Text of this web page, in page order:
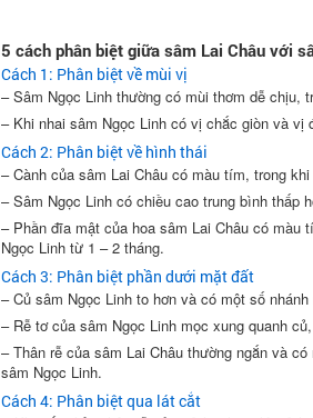
5 cách phân biệt giữa sâm Lai Châu với
Cách 1: Phân biệt về mùi vị
– Sâm Ngọc Linh thường có mùi thơm dễ chịu,
– Khi nhai sâm Ngọc Linh có vị chắc giòn và
Cách 2: Phân biệt về hình thái
– Cành của sâm Lai Châu có màu tím, trong
– Sâm Ngọc Linh có chiều cao trung bình thấp
– Phần đĩa mật của hoa sâm Lai Châu có màu
Ngọc Linh từ 1 – 2 tháng.
Cách 3: Phân biệt phần dưới mặt đất
– Củ sâm Ngọc Linh to hơn và có một số
– Rễ tơ của sâm Ngọc Linh mọc xung quanh
– Thân rễ của sâm Lai Châu thường ngắn và
sâm Ngọc Linh.
Cách 4: Phân biệt qua lát cắt